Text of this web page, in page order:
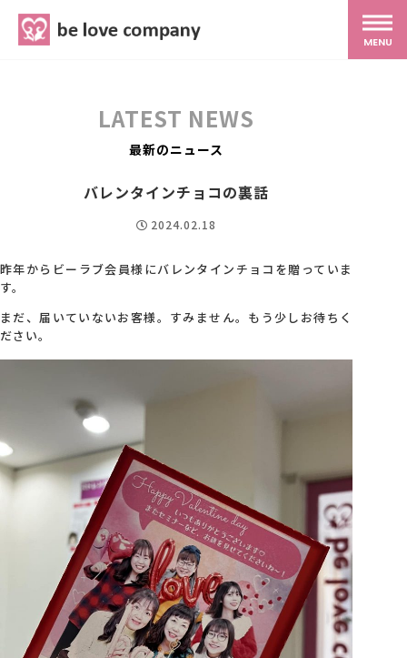
MENU
MG研修
スタッフ紹介
アクセス
採用情報
お問い合わせ
LATEST NEWS
最新のニュース
バレンタインチョコの裏話
2024.02.18
昨年からビーラブ会員様にバレンタインチョコを贈っていま
す。
まだ、届いていないお客様。すみません。もう少しお待ちく
ださい。